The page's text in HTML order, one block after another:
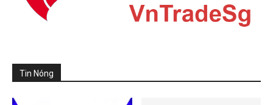
Tin Nóng